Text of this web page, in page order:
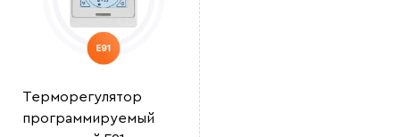
Терморегулятор
программируемый